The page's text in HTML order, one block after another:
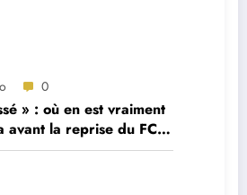
0
» : où en est vraiment
avant la reprise du FC